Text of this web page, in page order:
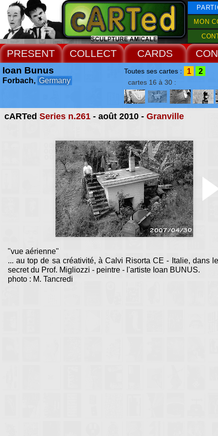
MON
PRESENT COLLECT CARDS
cARTed Series n.261- août 2010 - Granville
"vue aérienne"
... au top de sa créativité, à Calvi Risorta CE - Italie, dans
secret du Prof. Migliozzi - peintre - l'artiste Ioan BUNUS.
photo : M. Tancredi
Ioan Bunus
Forbach, Germany
Toutes ses cartes : 1 2
cartes 16 à 30 :